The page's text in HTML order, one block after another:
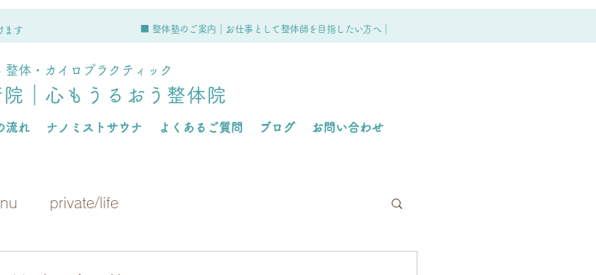
お仕事として整体師を目指したい方へ｜
■ 整体塾のご案内｜
ます
体・カイロプラクティック
｜心もうるおう整体院
流れ ナノミストサウナ よくあるご質問 ブログ お問い合わせ
private/life